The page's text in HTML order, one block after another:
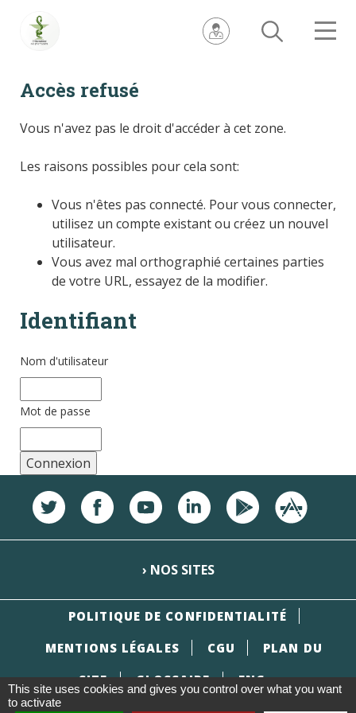
Accès refusé
Vous n'avez pas le droit d'accéder à cet zone.
Les raisons possibles pour cela sont:
Vous n'êtes pas connecté. Pour vous connecter,
utilisez un compte existant ou créez un nouvel
utilisateur.
Vous avez mal orthographié certaines parties
de votre URL, essayez de la modifier.
Identifiant
Nom d'utilisateur
Mot de passe
› NOS SITES
POLITIQUE DE CONFIDENTIALITÉ
MENTIONS LÉGALES
CGU
PLAN DU
SITE
GLOSSAIRE ENG
This site uses cookies and gives you control over what you want
to activate